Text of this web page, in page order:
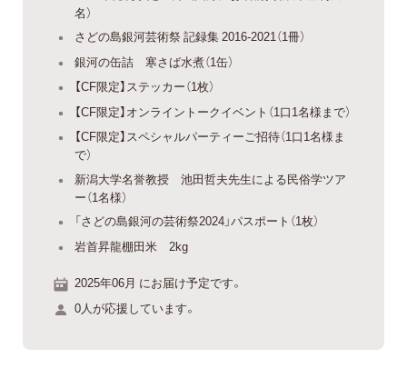
名）
さどの島銀河芸術祭 記録集 2016-2021（1冊）
銀河の缶詰 寒さば水煮（1缶）
【CF限定】ステッカー（1枚）
【CF限定】オンライントークイベント（1口1名様まで）
【CF限定】スペシャルパーティーご招待（1口1名様ま
で）
新潟大学名誉教授 池田哲夫先生による民俗学ツア
ー（1名様）
「さどの島銀河の芸術祭2024」パスポート（1枚）
岩首昇龍棚田米 2kg
2025年06月 にお届け予定です。
0人が応援しています。